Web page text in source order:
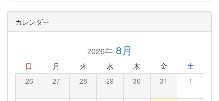
カレンダー
2026年8月
日 月 火 水 木 金 土
26 27 28 29 30 31 1